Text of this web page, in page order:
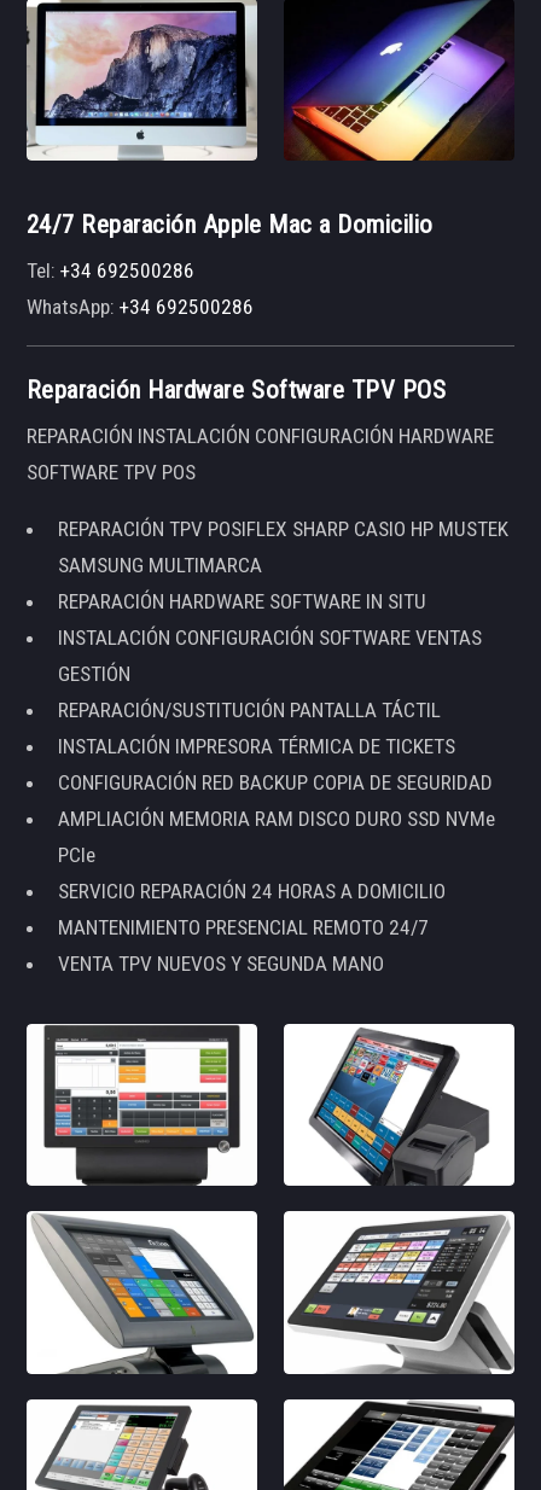
24/7 Reparación Apple Mac a Domicilio
Tel:+34 692500286
WhatsApp:+34 692500286
Reparación Hardware Software TPV POS
REPARACIÓN INSTALACIÓN CONFIGURACIÓN HARDWARE
SOFTWARE TPV POS
REPARACIÓN TPV POSIFLEX SHARP CASIO HP MUSTEK
SAMSUNG MULTIMARCA
REPARACIÓN HARDWARE SOFTWARE IN SITU
INSTALACIÓN CONFIGURACIÓN SOFTWARE VENTAS
GESTIÓN
REPARACIÓN/SUSTITUCIÓN PANTALLA TÁCTIL
INSTALACIÓN IMPRESORA TÉRMICA DE TICKETS
CONFIGURACIÓN RED BACKUP COPIA DE SEGURIDAD
AMPLIACIÓN MEMORIA RAM DISCO DURO SSD NVMe
PCIe
SERVICIO REPARACIÓN 24 HORAS A DOMICILIO
MANTENIMIENTO PRESENCIAL REMOTO 24/7
VENTA TPV NUEVOS Y SEGUNDA MANO